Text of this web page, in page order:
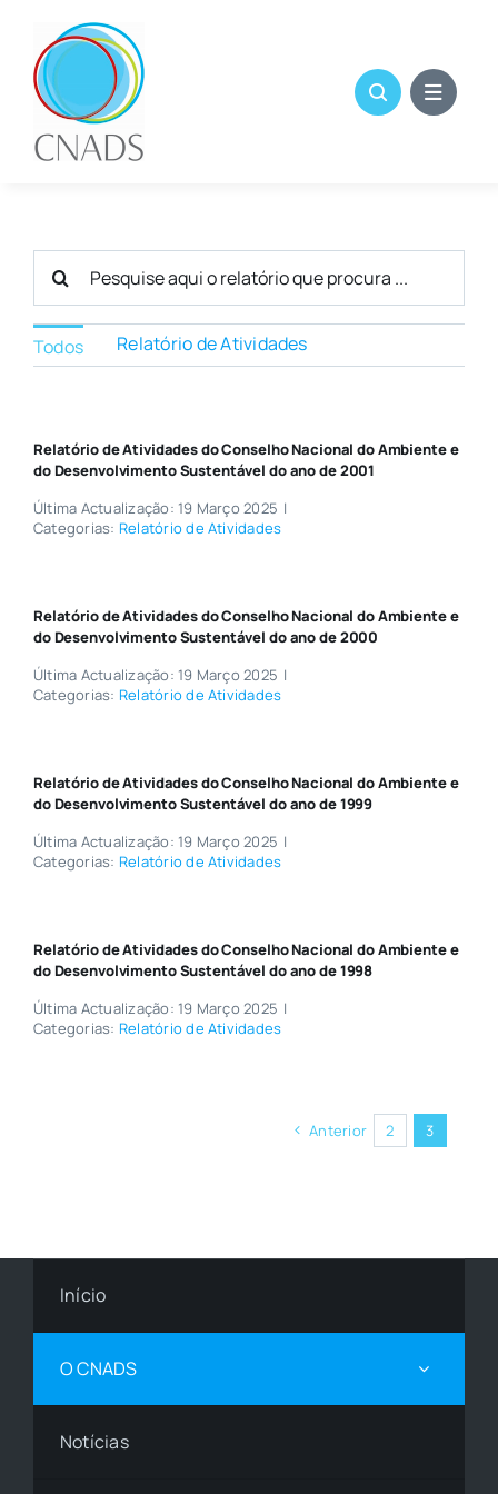
content
Search
Todos Relatório de Atividades
Relatório de Atividades do Conselho Nacional do Ambiente e
do Desenvolvimento Sustentável do ano de 2001
Última Actualização: 19 Março 2025 |
Categorias: Relatório de Atividades
Relatório de Atividades do Conselho Nacional do Ambiente e
do Desenvolvimento Sustentável do ano de 2000
Última Actualização: 19 Março 2025 |
Categorias: Relatório de Atividades
Relatório de Atividades do Conselho Nacional do Ambiente e
do Desenvolvimento Sustentável do ano de 1999
Última Actualização: 19 Março 2025 |
Categorias: Relatório de Atividades
Relatório de Atividades do Conselho Nacional do Ambiente e
do Desenvolvimento Sustentável do ano de 1998
Última Actualização: 19 Março 2025 |
Categorias: Relatório de Atividades
Anterior 2 3
Início
O CNADS
Notícias